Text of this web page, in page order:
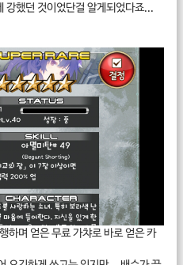
강했던 것이었단걸 알게되었다죠...
하며 얻은 무료 가챠로 바로 얻은 카